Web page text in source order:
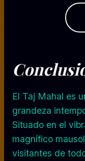
El Taj Mahal es
grandeza
Situado en el
magnífico
visitantes de